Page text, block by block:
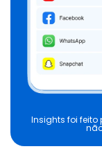
Insights foi feito